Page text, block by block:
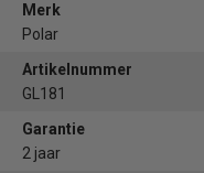
Merk
Polar
Artikelnummer
GL181
Garantie
2 jaar